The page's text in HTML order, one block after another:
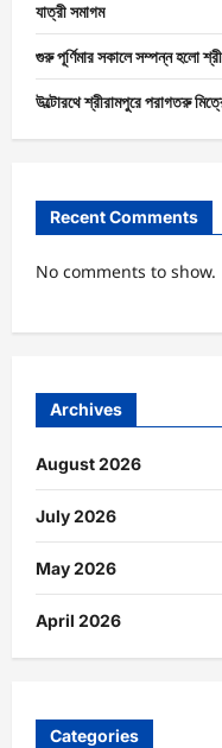
যাত্রী সমাগম
গুরু পূর্ণিমার সকালে সম্পন্ন হলো
উল্টোরথে শ্রীরামপুরে পরাগতরু
Recent Comments
No comments to show.
Archives
August 2026
July 2026
May 2026
April 2026
Categories